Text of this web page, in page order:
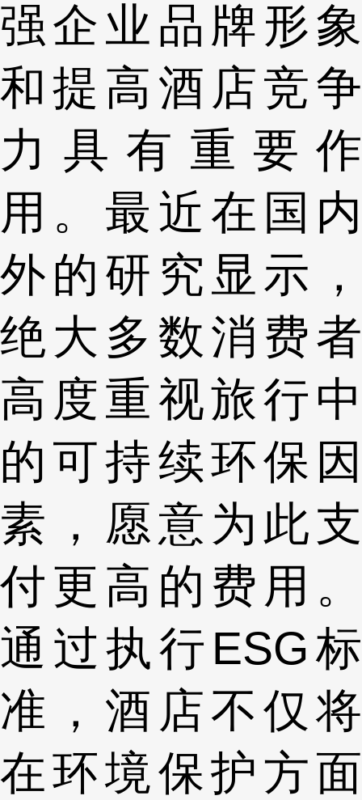
强企业品牌形象
和提高酒店竞争
力具有重要作
用。最近在国内
外的研究显示，
绝大多数消费者
高度重视旅行中
的可持续环保因
素，愿意为此支
付更高的费用。
通过执行ESG标
准，酒店不仅将
在环境保护方面